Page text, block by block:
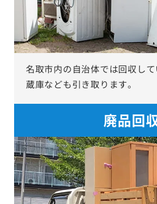
名取市内の自治体では回収し
蔵庫なども引き取ります。
廃品回